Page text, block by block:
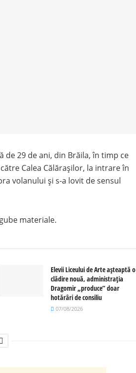
de 29 de ani, din Brăila, în timp ce
Calea Călărașilor, la intrare în
volanului și s-a lovit de sensul
materiale.
Elevii Liceului de Arte așteaptă o
clădire nouă, administrația
Dragomir „produce” doar
hotărâri de consiliu
07/08/2026